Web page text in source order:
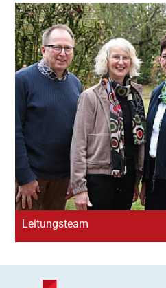
Kirche St. Hedwig
Kirche St.
Leitungsteam